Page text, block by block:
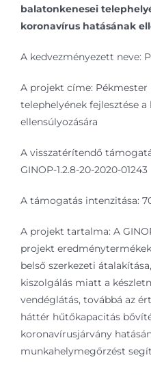
balatonkenesei
koronavírus hatásának
A kedvezményezett neve:
A projekt címe:
telephelyének fejlesztése
ellensúlyozására
A visszatérítendő
GINOP-1.2.8-20-2020-01243
A támogatás intenzitása:
A projekt tartalma: A
projekt
belső szerkezeti
kiszolgálás miatt a
vendéglátás, továbbá az
háttér hűtőkapacitás
koronavírusjárvány
munkahelymegőrzést